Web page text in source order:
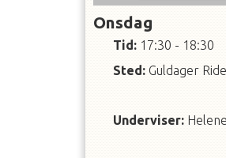
Onsdag
Tid: 17:30 - 18:30
Sted: Guldager
Underviser: